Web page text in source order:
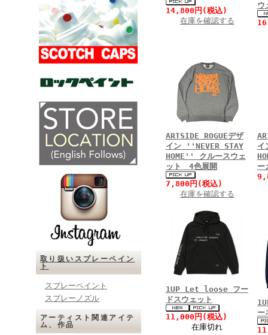
取り扱いスプレーペイン
ト
スプレーペイント
スプレーノズル
アーティスト関連アイテ
ム、作品
14,800円(税込)
在庫を確認する
ウ
ARTSIDE ROGUEデザ
イン ''NEVER STAY
HOME'' クルースウェ
ット 4色展開
7,800円(税込)
在庫を確認する
イ
ー
1UP Let loose フー
ドスウェット
11,000円(税込)
在庫切れ
ー